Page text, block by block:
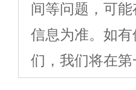
间等问题，可
信息为准。如
们，我们将在第